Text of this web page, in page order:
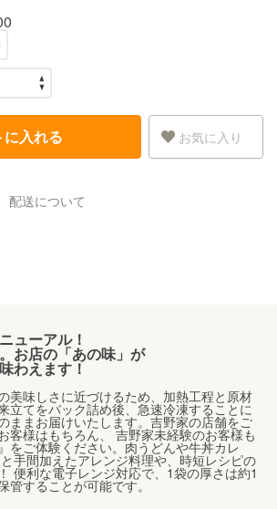
に入れる お気に入り
配送について
ューアル！
お店の「あの味」が
わえます！
美味しさに近づけるため、加熱工程と原材
立てをパック詰め後、急速冷凍することに
ままお届けいたします。吉野家の店舗をご
客様はもちろん、 吉野家未経験のお客様も
をご体験ください。肉うどんや牛丼カレ
手間加えたアレンジ料理や、時短レシピの
便利な電子レンジ対応で、1袋の厚さは約1
管することが可能です。